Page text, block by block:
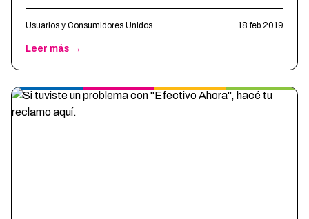
Usuarios y Consumidores Unidos 18 feb 2019
Leer más →